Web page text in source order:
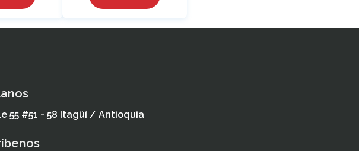
55 #51 - 58 Itagüí / Antioquia